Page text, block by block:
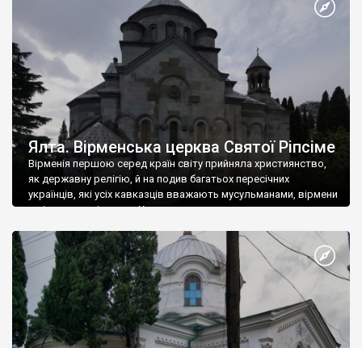
А потім було Хрещення Русі. На честь Херсонесу Таврійського
Ялта. Вірменська церква Святої Ріпсіме
Вірменія першою серед країн світу прийняла християнство,
як державну релігію, й на подив багатьох пересічних
українців, які усіх кавказців вважають мусульманами, вірмени
є відданими вірянами Христа